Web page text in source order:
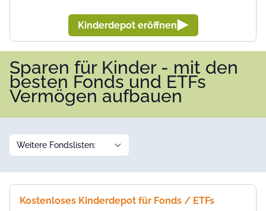
Kinderdepot eröffnen
Sparen für Kinder - mit den
besten Fonds und ETFs
Vermögen aufbauen
Kostenloses Kinderdepot für Fonds / ETFs